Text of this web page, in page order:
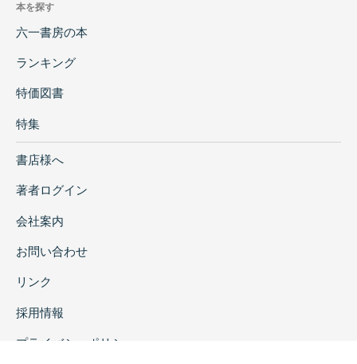
本を探す
六一書房の本
ランキング
特価図書
特集
書店様へ
著者ログイン
会社案内
お問い合わせ
リンク
採用情報
プライバシーポリシー